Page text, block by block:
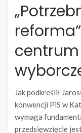
Jak podkreślił
konwencji PiS w
wymaga
przedsięwzięcie